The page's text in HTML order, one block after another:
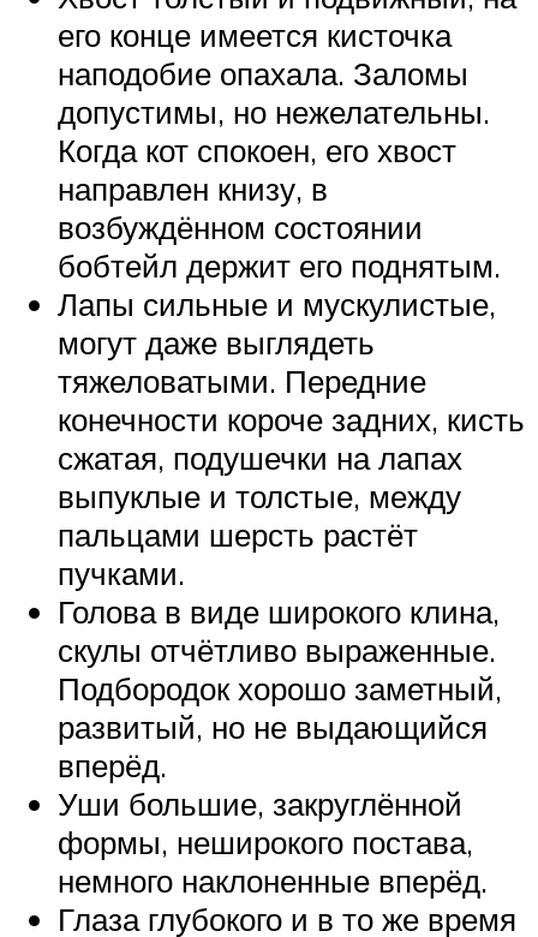
его конце имеется кисточка
наподобие опахала. Заломы
допустимы, но нежелательны.
Когда кот спокоен, его хвост
направлен книзу, в
возбуждённом состоянии
бобтейл держит его поднятым.
Лапы сильные и мускулистые,
могут даже выглядеть
тяжеловатыми. Передние
конечности короче задних, кисть
сжатая, подушечки на лапах
выпуклые и толстые, между
пальцами шерсть растёт
пучками.
Голова в виде широкого клина,
скулы отчётливо выраженные.
Подбородок хорошо заметный,
развитый, но не выдающийся
вперёд.
Уши большие, закруглённой
формы, неширокого постава,
немного наклоненные вперёд.
Глаза глубокого и в то же время